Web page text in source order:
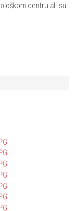
centru ali su